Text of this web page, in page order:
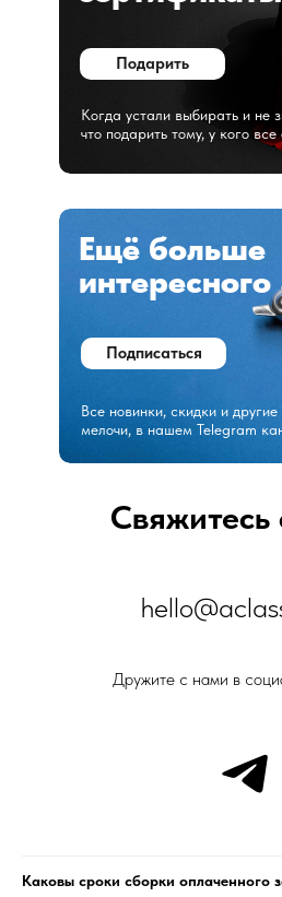
Ещё больше
интересного
Все новинки, скидки и
мелочи, в нашем Telegram
Когда устали выбирать и не
что подарить тому, у кого все
Подписаться
Подарить
Свяжитесь
Дружите с нами в
Каковы сроки сборки оплаченного